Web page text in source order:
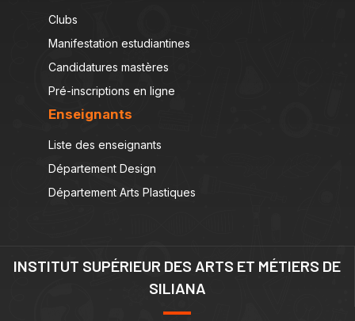
Clubs
Manifestation estudiantines
Candidatures mastères
Pré-inscriptions en ligne
Enseignants
Liste des enseignants
Département Design
Département Arts Plastiques
INSTITUT SUPÉRIEUR DES ARTS ET MÉTIERS DE
SILIANA